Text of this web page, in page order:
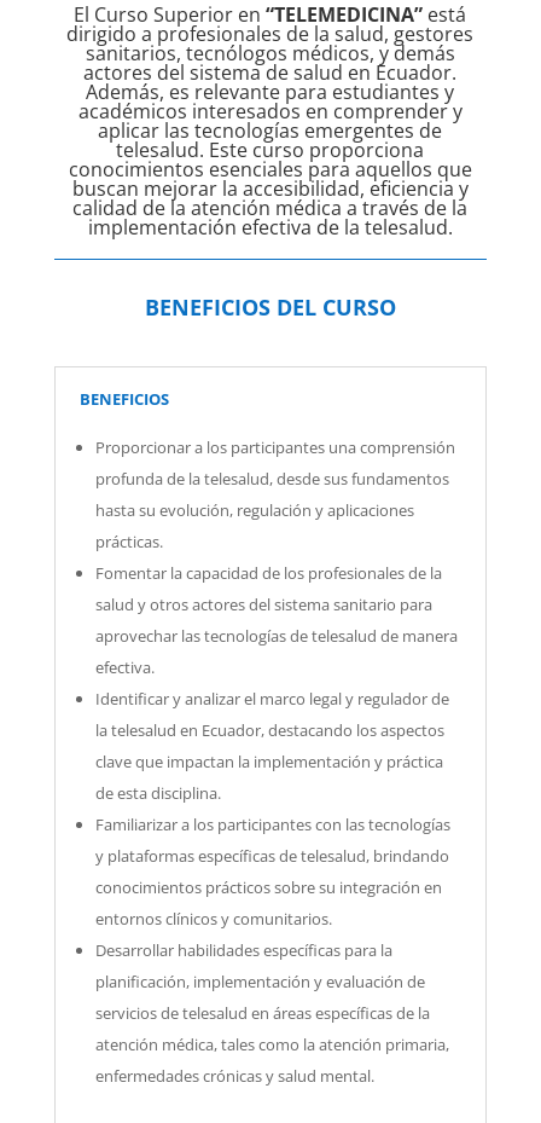
El Curso Superior en“TELEMEDICINA” está
dirigido a profesionales de la salud, gestores
sanitarios, tecnólogos médicos, y demás
actores del sistema de salud en Ecuador.
Además, es relevante para estudiantes y
académicos interesados en comprender y
aplicar las tecnologías emergentes de
telesalud. Este curso proporciona
conocimientos esenciales para aquellos que
buscan mejorar la accesibilidad, eficiencia y
calidad de la atención médica a través de la
implementación efectiva de la telesalud.
BENEFICIOS DEL CURSO
BENEFICIOS
Proporcionar a los participantes una comprensión
profunda de la telesalud, desde sus fundamentos
hasta su evolución, regulación y aplicaciones
prácticas.
Fomentar la capacidad de los profesionales de la
salud y otros actores del sistema sanitario para
aprovechar las tecnologías de telesalud de manera
efectiva.
Identificar y analizar el marco legal y regulador de
la telesalud en Ecuador, destacando los aspectos
clave que impactan la implementación y práctica
de esta disciplina.
Familiarizar a los participantes con las tecnologías
y plataformas específicas de telesalud, brindando
conocimientos prácticos sobre su integración en
entornos clínicos y comunitarios.
Desarrollar habilidades específicas para la
planificación, implementación y evaluación de
servicios de telesalud en áreas específicas de la
atención médica, tales como la atención primaria,
enfermedades crónicas y salud mental.